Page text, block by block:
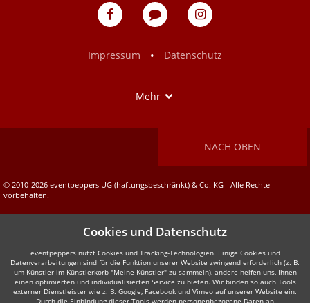
eventpeppers
Blog
eventpeppers
Impressum
• Datenschutz
Mehr
NACH OBEN
© 2010-2026 eventpeppers UG (haftungsbeschränkt) & Co. KG - Alle Rechte
vorbehalten.
Cookies und Datenschutz
eventpeppers nutzt Cookies und Tracking-Technologien. Einige Cookies und
Datenverarbeitungen sind für die Funktion unserer Website zwingend erforderlich (z. B.
um Künstler im Künstlerkorb "Meine Künstler" zu sammeln), andere helfen uns, Ihnen
einen optimierten und individualisierten Service zu bieten. Wir binden so auch Tools
externer Dienstleister wie z. B. Google, Facebook und Vimeo auf unserer Website ein.
Durch die Einbindung dieser Tools werden personenbezogene Daten an